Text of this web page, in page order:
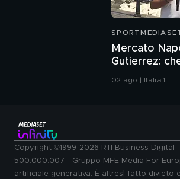
Mercato
Gutierrez:
plusvalenza!
02 ago | Italia 1
Copyright ©1999-2026 RTI Business Digital
500.000.007 - Gruppo MFE Media For
artificiale generativa. È altresì fatto divieto